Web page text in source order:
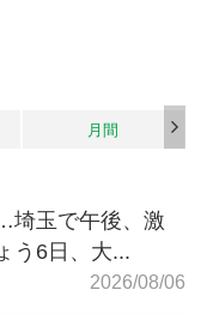
月間
埼玉で午後、激
う6日、大...
2026/08/06